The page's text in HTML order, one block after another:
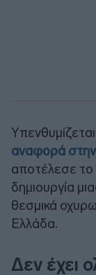
αναφορά
αποτέλεσε το
δημιουργία
θεσμικά
Ελλάδα.
Δεν έχει